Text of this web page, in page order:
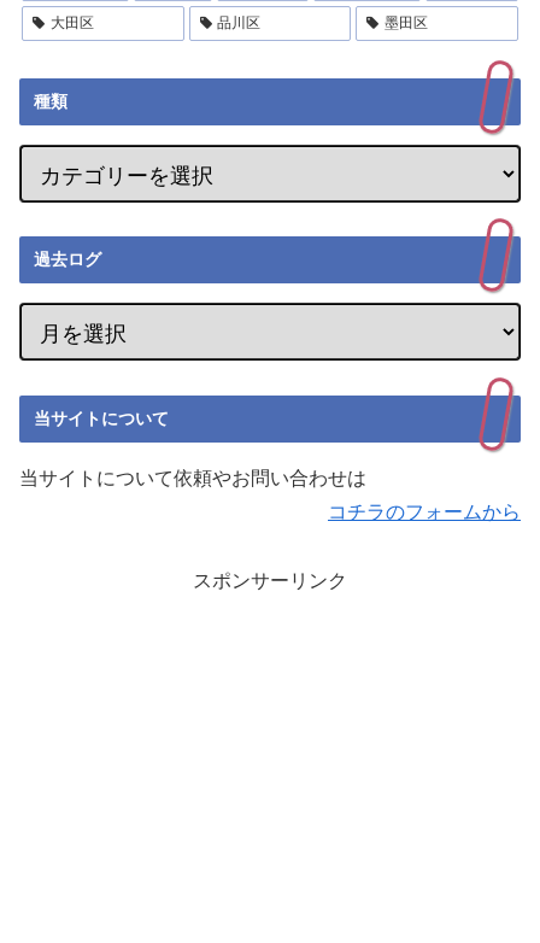
大田区 品川区 墨田区
種類
過去ログ
当サイトについて
当サイトについて依頼やお問い合わせは
コチラのフォームから
スポンサーリンク